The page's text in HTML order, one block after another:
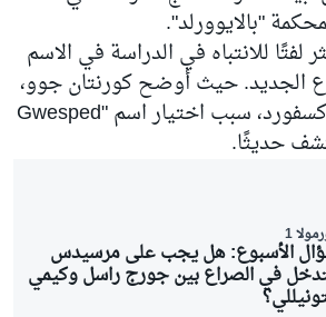
"بالايوورلد".
لفتًا للانتباه في الدراسة في الاسم
الجديد. حيث أوضح كورنتان جوو،
الباحث في جامعة أكسفورد، سبب اختيار اسم "Gwesped
1
الأسبوع: هل يجب على مرسيدس
في الصراع بين جورج راسل وكيمي